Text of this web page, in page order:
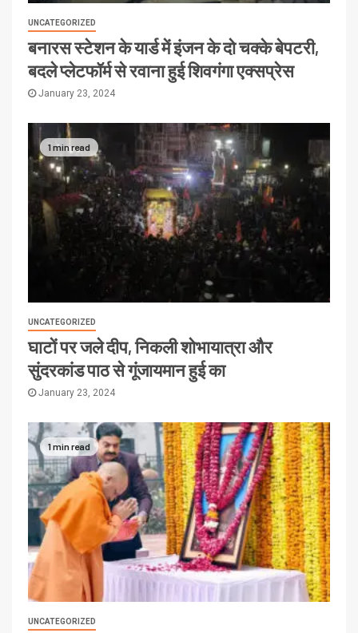
UNCATEGORIZED
बनारस स्टेशन के यार्ड में इंजन के दो चक्के बेपटरी,
बदले प्लेटफॉर्म से रवाना हुई शिवगंगा एक्सप्रेस
January 23, 2024
1 min read
UNCATEGORIZED
घाटों पर जले दीप, निकली शोभायात्रा और
सुंदरकांड पाठ से गूंजायमान हुई का
January 23, 2024
1 min read
UNCATEGORIZED